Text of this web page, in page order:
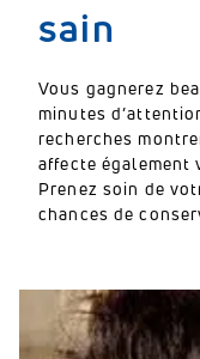
sain
Vous gagnerez
minutes
recherches
affecte également
Prenez soin de
chances de